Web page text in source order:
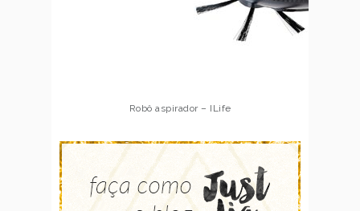
Robô aspirador – Multilaser